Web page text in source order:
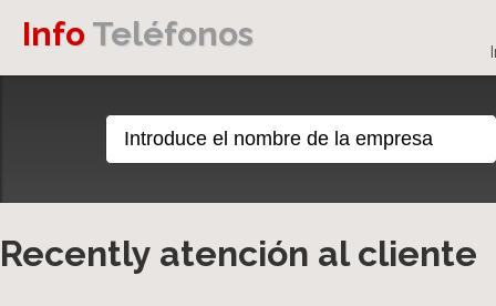
Info Teléfonos
Recently atención al cliente